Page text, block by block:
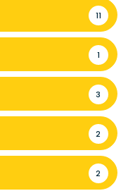
11
1
3
2
2